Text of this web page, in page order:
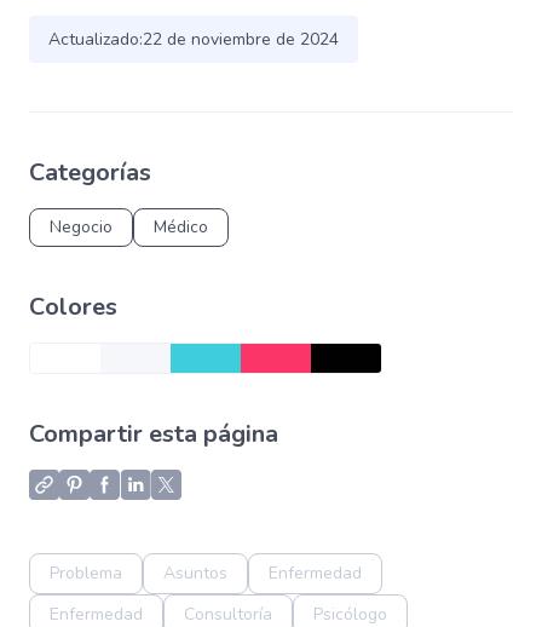
Actualizado:22 de noviembre de 2024
Categorías
Negocio Médico
Сolores
Compartir esta página
Problema Asuntos
Enfermedad
Enfermedad
Consultoría
Psicólogo